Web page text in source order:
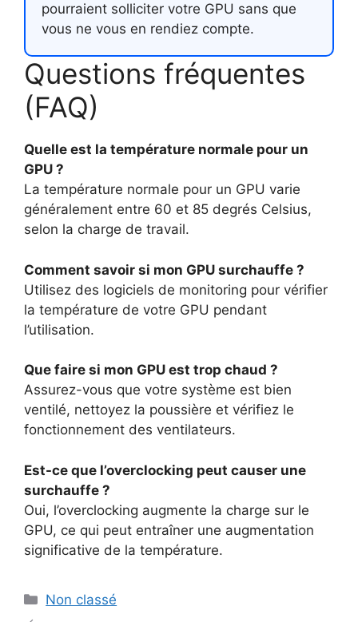
pourraient solliciter votre GPU sans que
vous ne vous en rendiez compte.
Questions fréquentes
(FAQ)
Quelle est la température normale pour un
GPU ?
La température normale pour un GPU varie
généralement entre 60 et 85 degrés Celsius,
selon la charge de travail.
Comment savoir si mon GPU surchauffe ?
Utilisez des logiciels de monitoring pour vérifier
la température de votre GPU pendant
l’utilisation.
Que faire si mon GPU est trop chaud ?
Assurez-vous que votre système est bien
ventilé, nettoyez la poussière et vérifiez le
fonctionnement des ventilateurs.
Est-ce que l’overclocking peut causer une
surchauffe ?
Oui, l’overclocking augmente la charge sur le
GPU, ce qui peut entraîner une augmentation
significative de la température.
Catégories
Non classé